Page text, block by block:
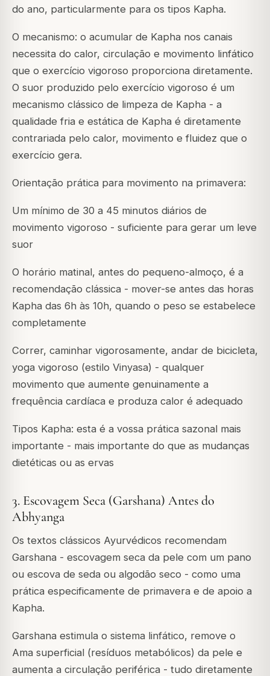
do ano, particularmente para os tipos Kapha.
O mecanismo: o acumular de Kapha nos canais
necessita do calor, circulação e movimento linfático
que o exercício vigoroso proporciona diretamente.
O suor produzido pelo exercício vigoroso é um
mecanismo clássico de limpeza de Kapha - a
qualidade fria e estática de Kapha é diretamente
contrariada pelo calor, movimento e fluidez que o
exercício gera.
Orientação prática para movimento na primavera:
Um mínimo de 30 a 45 minutos diários de
movimento vigoroso - suficiente para gerar um leve
suor
O horário matinal, antes do pequeno-almoço, é a
recomendação clássica - mover-se antes das horas
Kapha das 6h às 10h, quando o peso se estabelece
completamente
Correr, caminhar vigorosamente, andar de bicicleta,
yoga vigoroso (estilo Vinyasa) - qualquer
movimento que aumente genuinamente a
frequência cardíaca e produza calor é adequado
Tipos Kapha: esta é a vossa prática sazonal mais
importante - mais importante do que as mudanças
dietéticas ou as ervas
3. Escovagem Seca (Garshana) Antes do
Abhyanga
Os textos clássicos Ayurvédicos recomendam
Garshana - escovagem seca da pele com um pano
ou escova de seda ou algodão seco - como uma
prática especificamente de primavera e de apoio a
Kapha.
Garshana estimula o sistema linfático, remove o
Ama superficial (resíduos metabólicos) da pele e
aumenta a circulação periférica - tudo diretamente